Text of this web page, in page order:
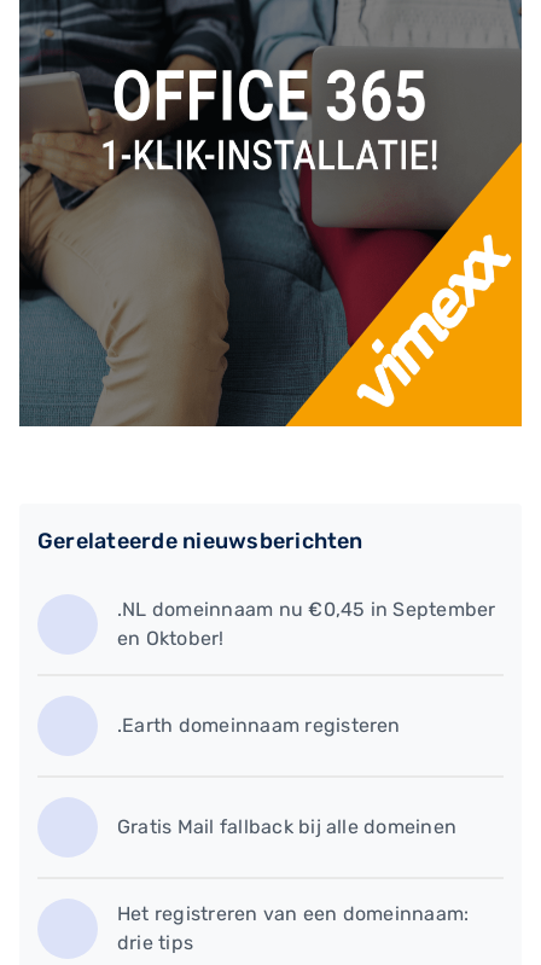
Gerelateerde nieuwsberichten
.NL domeinnaam nu €0,45 in September
en Oktober!
.Earth domeinnaam registeren
Gratis Mail fallback bij alle domeinen
​Het registreren van een domeinnaam:
drie tips